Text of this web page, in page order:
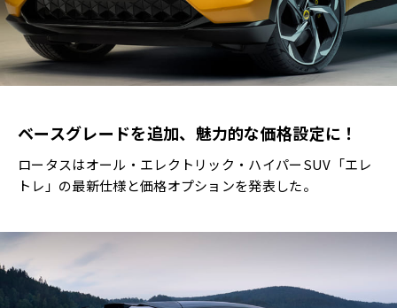
ベースグレードを追加、魅力的な価格設定に！
ロータスはオール・エレクトリック・ハイパーSUV「エレ
トレ」の最新仕様と価格オプションを発表した。